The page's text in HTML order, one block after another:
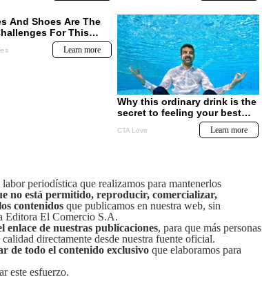
periodística que realizamos para mantenerlos
no está permitido, reproducir, comercializar,
contenidos que publicamos en nuestra web, sin
Editora El Comercio S.A.
de nuestras publicaciones, para que más personas
directamente desde nuestra fuente oficial.
de todo el contenido exclusivo que elaboramos para
este esfuerzo.